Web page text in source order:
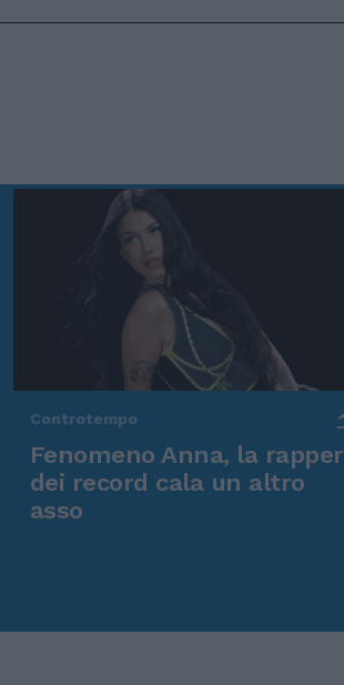
Controtempo
Fenomeno Anna, la rapper
dei record cala un altro
asso